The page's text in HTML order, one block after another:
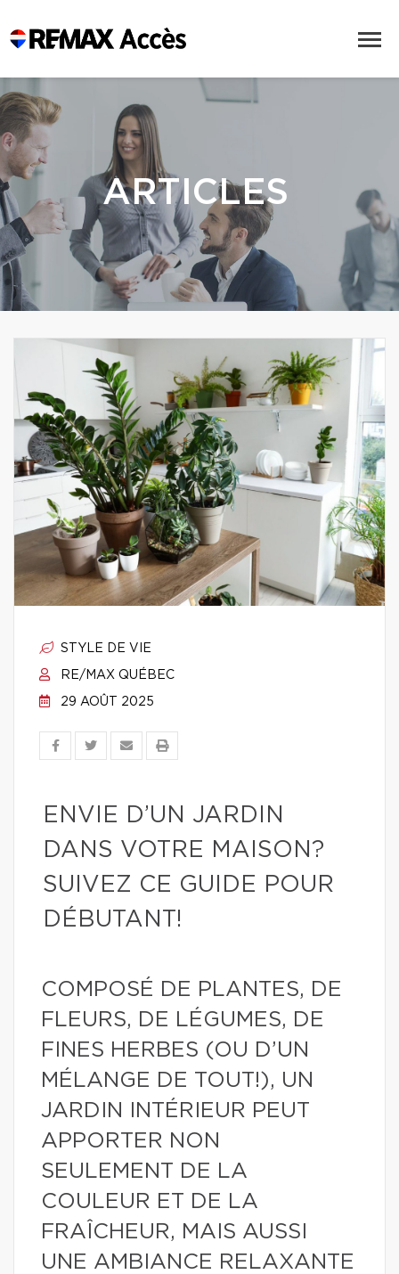
ARTICLES
STYLE DE VIE
RE/MAX QUÉBEC
29 AOÛT 2025
ENVIE D’UN JARDIN
DANS VOTRE MAISON?
SUIVEZ CE GUIDE POUR
DÉBUTANT!
COMPOSÉ DE PLANTES, DE
FLEURS, DE LÉGUMES, DE
FINES HERBES (OU D’UN
MÉLANGE DE TOUT!), UN
JARDIN INTÉRIEUR PEUT
APPORTER NON
SEULEMENT DE LA
COULEUR ET DE LA
FRAÎCHEUR, MAIS AUSSI
UNE AMBIANCE RELAXANTE